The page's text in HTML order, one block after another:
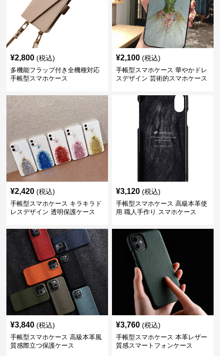
¥2,800 (税込)
多機能フラップ付き全機種対応
手帳型スマホケース
¥2,100 (税込)
手帳型スマホケース 華やかドレ
スデザイン 芸術的スマホケース
¥2,420 (税込)
手帳型スマホケース キラキラド
レスデザイン 透明保護ケース
¥3,120 (税込)
手帳型スマホケース 高級本革使
用 職人手作り スマホケース
¥3,840 (税込)
手帳型スマホケース 高級本革風
質感際立つ保護ケース
¥3,760 (税込)
手帳型スマホケース 本革レザー
質感スマートフォンケース